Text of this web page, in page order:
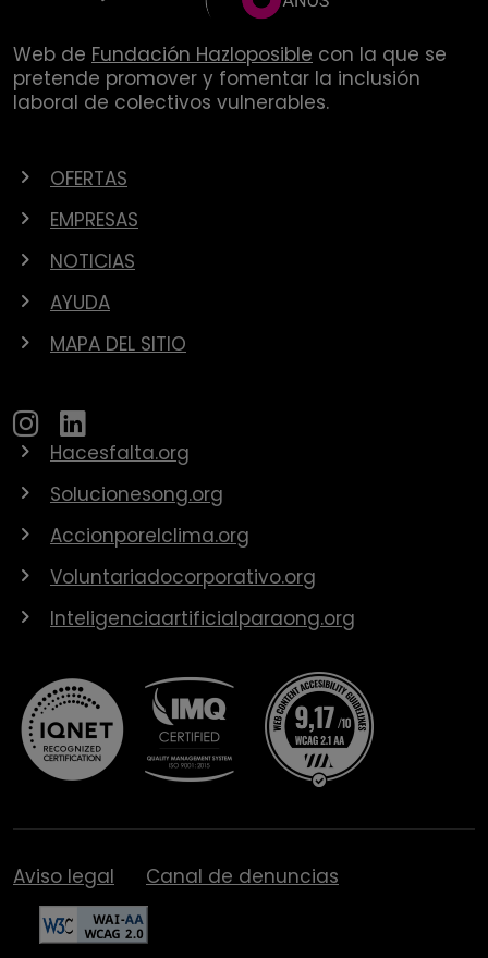
Web de Fundación Hazloposible con la que se
pretende promover y fomentar la inclusión
laboral de colectivos vulnerables.
OFERTAS
EMPRESAS
NOTICIAS
AYUDA
MAPA DEL SITIO
Hacesfalta.org
Solucionesong.org
Accionporelclima.org
Voluntariadocorporativo.org
Inteligenciaartificialparaong.org
Aviso legal Canal de denuncias